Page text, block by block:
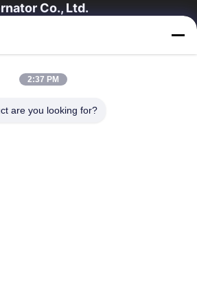
Co., Ltd.
Σχετικά Με Εμάς
Έλεγχος Ποιότητας
2:37 PM
are you looking for?